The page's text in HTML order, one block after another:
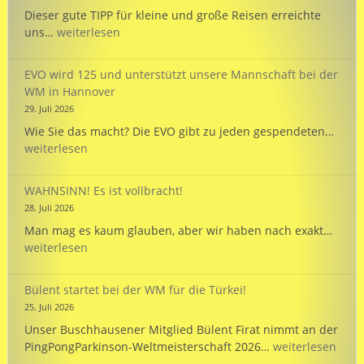
Dieser gute TIPP für kleine und große Reisen erreichte
uns… TIPP:
dem
PARKINSON’S
Passport
weiterlesen
EVO wird 125 und unterstützt unsere Mannschaft bei der
WM in Hannover
29. Juli 2026
Wie Sie das macht? Die EVO gibt zu jeden gespendeten…
weiterlesen
WAHNSINN! Es ist vollbracht!
28. Juli 2026
Man mag es kaum glauben, aber wir haben nach exakt…
weiterlesen
Bülent startet bei der WM für die Türkei!
25. Juli 2026
Unser Buschhausener Mitglied Bülent Firat nimmt an der
PingPongParkinson-Weltmeisterschaft 2026… Bülent
weiterlesen